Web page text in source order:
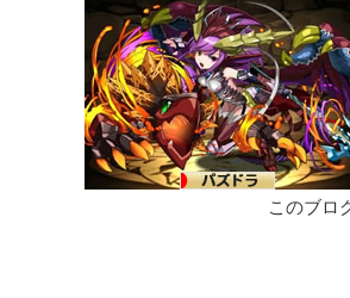
このブロ